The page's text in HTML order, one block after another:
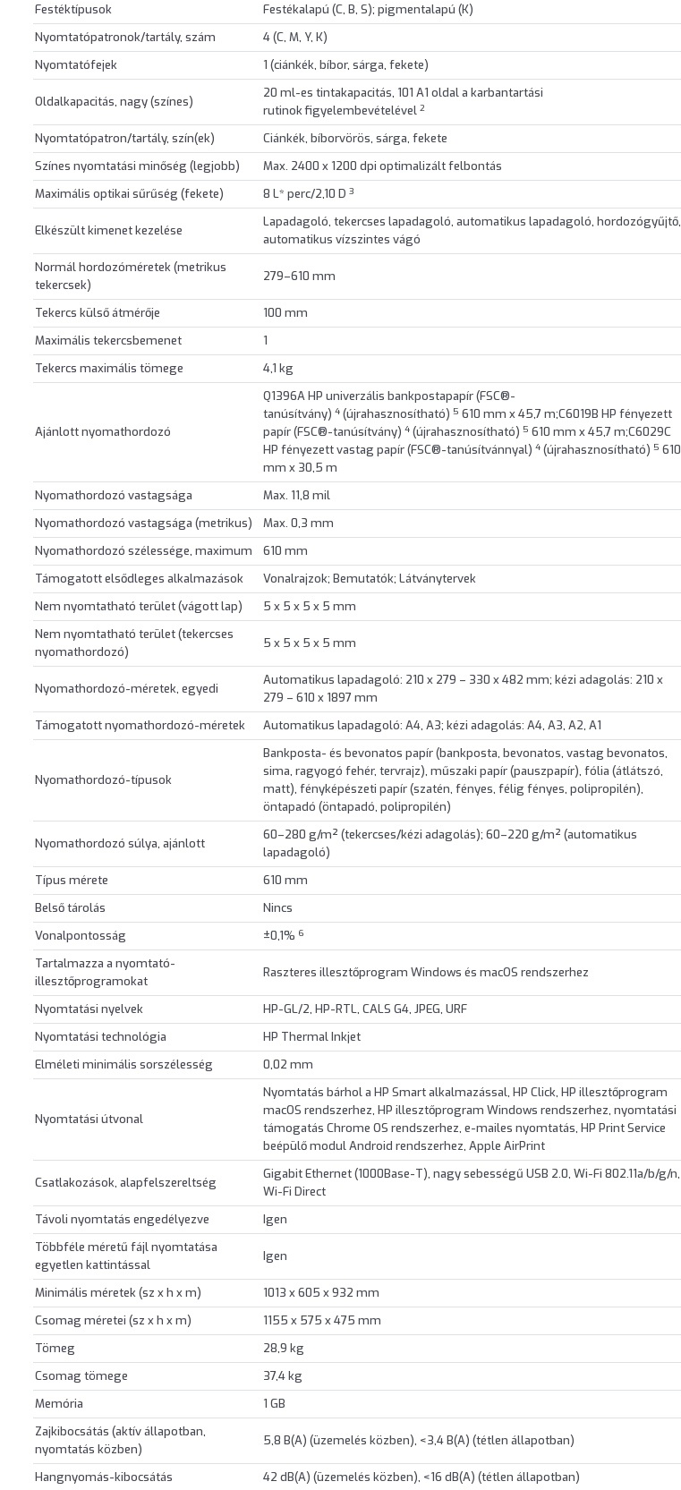
Festéktípusok
Festékalapú (C, B, S); pigmentalapú (K)
Nyomtatópatronok/tartály, szám
4 (C, M, Y, K)
Nyomtatófejek
1 (ciánkék, bíbor, sárga, fekete)
Oldalkapacitás, nagy (színes)
20 ml-es tintakapacitás, 101 A1 oldal a karbantartási
rutinok figyelembevételével 2
Nyomtatópatron/tartály, szín(ek)
Ciánkék, bíborvörös, sárga, fekete
Színes nyomtatási minőség (legjobb)
Max. 2400 x 1200 dpi optimalizált felbontás
Maximális optikai sűrűség (fekete)
8 L* perc/2,10 D 3
Elkészült kimenet kezelése
Lapadagoló, tekercses lapadagoló, automatikus lapadagoló, hordozógyűjtő,
automatikus vízszintes vágó
Normál hordozóméretek (metrikus
tekercsek)
279–610 mm
Tekercs külső átmérője
100 mm
Maximális tekercsbemenet
1
Tekercs maximális tömege
4,1 kg
Ajánlott nyomathordozó
Q1396A HP univerzális bankpostapapír (FSC®-
tanúsítvány) 4 (újrahasznosítható) 5 610 mm x 45,7 m;C6019B HP fényezett
papír (FSC®-tanúsítvány) 4 (újrahasznosítható) 5 610 mm x 45,7 m;C6029C
HP fényezett vastag papír (FSC®-tanúsítvánnyal) 4 (újrahasznosítható) 5 610
mm x 30,5 m
Nyomathordozó vastagsága
Max. 11,8 mil
Nyomathordozó vastagsága (metrikus)
Max. 0,3 mm
Nyomathordozó szélessége, maximum
610 mm
Támogatott elsődleges alkalmazások
Vonalrajzok; Bemutatók; Látványtervek
Nem nyomtatható terület (vágott lap)
5 x 5 x 5 x 5 mm
Nem nyomtatható terület (tekercses
nyomathordozó)
5 x 5 x 5 x 5 mm
Nyomathordozó-méretek, egyedi
Automatikus lapadagoló: 210 x 279 – 330 x 482 mm; kézi adagolás: 210 x
279 – 610 x 1897 mm
Támogatott nyomathordozó-méretek
Automatikus lapadagoló: A4, A3; kézi adagolás: A4, A3, A2, A1
Nyomathordozó-típusok
Bankposta- és bevonatos papír (bankposta, bevonatos, vastag bevonatos,
sima, ragyogó fehér, tervrajz), műszaki papír (pauszpapír), fólia (átlátszó,
matt), fényképészeti papír (szatén, fényes, félig fényes, polipropilén),
öntapadó (öntapadó, polipropilén)
Nyomathordozó súlya, ajánlott
60–280 g/m² (tekercses/kézi adagolás); 60–220 g/m² (automatikus
lapadagoló)
Típus mérete
610 mm
Belső tárolás
Nincs
Vonalpontosság
±0,1% 6
Tartalmazza a nyomtató-
illesztőprogramokat
Raszteres illesztőprogram Windows és macOS rendszerhez
Nyomtatási nyelvek
HP-GL/2, HP-RTL, CALS G4, JPEG, URF
Nyomtatási technológia
HP Thermal Inkjet
Elméleti minimális sorszélesség
0,02 mm
Nyomtatási útvonal
Nyomtatás bárhol a HP Smart alkalmazással, HP Click, HP illesztőprogram
macOS rendszerhez, HP illesztőprogram Windows rendszerhez, nyomtatási
támogatás Chrome OS rendszerhez, e-mailes nyomtatás, HP Print Service
beépülő modul Android rendszerhez, Apple AirPrint
Csatlakozások, alapfelszereltség
Gigabit Ethernet (1000Base-T), nagy sebességű USB 2.0, Wi-Fi 802.11a/b/g/n,
Wi-Fi Direct
Távoli nyomtatás engedélyezve
Igen
Többféle méretű fájl nyomtatása
egyetlen kattintással
Igen
Minimális méretek (sz x h x m)
1013 x 605 x 932 mm
Csomag méretei (sz x h x m)
1155 x 575 x 475 mm
Tömeg
28,9 kg
Csomag tömege
37,4 kg
Memória
1 GB
Zajkibocsátás (aktív állapotban,
nyomtatás közben)
5,8 B(A) (üzemelés közben), <3,4 B(A) (tétlen állapotban)
Hangnyomás-kibocsátás 42 dB(A) (üzemelés közben), <16 dB(A) (tétlen állapotban)